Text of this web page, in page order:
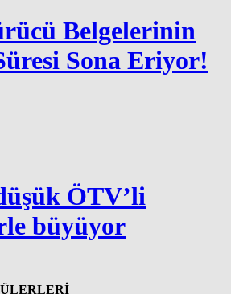
Belgelerinin
Sona Eriyor!
ÖTV’li
büyüyor